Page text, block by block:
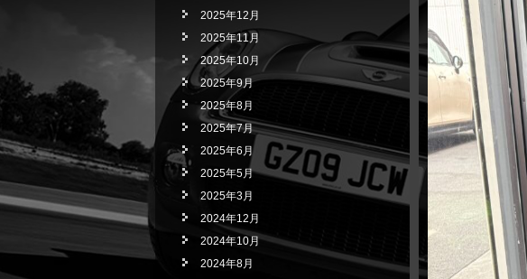
2025年12月
2025年11月
2025年10月
2025年9月
2025年8月
2025年7月
2025年6月
2025年5月
2025年3月
2024年12月
2024年10月
2024年8月